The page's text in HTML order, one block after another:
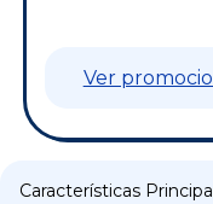
Ver
Características